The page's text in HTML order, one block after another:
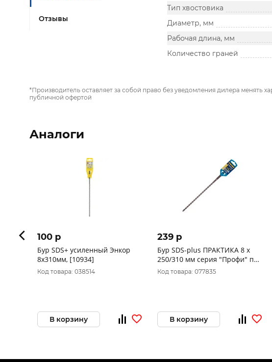
Отзывы
Тип хвостовика
Диаметр, мм
Рабочая длина, мм
Количество граней
*Производитель оставляет за собой право без уведомления дилера менять
публичной офертой
Аналоги
100 p
Бур SDS+ усиленный Энкор
8x310мм, [10934]
Код товара: 038514
В корзину
239 p
Бур SDS-plus ПРАКТИКА 8 х
250/310 мм серия "Профи" по
бетону 031-808
Код товара: 077835
В корзину